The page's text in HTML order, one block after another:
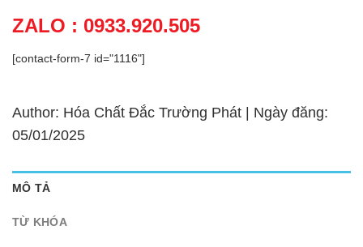
ZALO : 0933.920.505
[contact-form-7 id="1116"]
Author: Hóa Chất Đắc Trường Phát | Ngày đăng:
05/01/2025
MÔ TẢ
TỪ KHÓA